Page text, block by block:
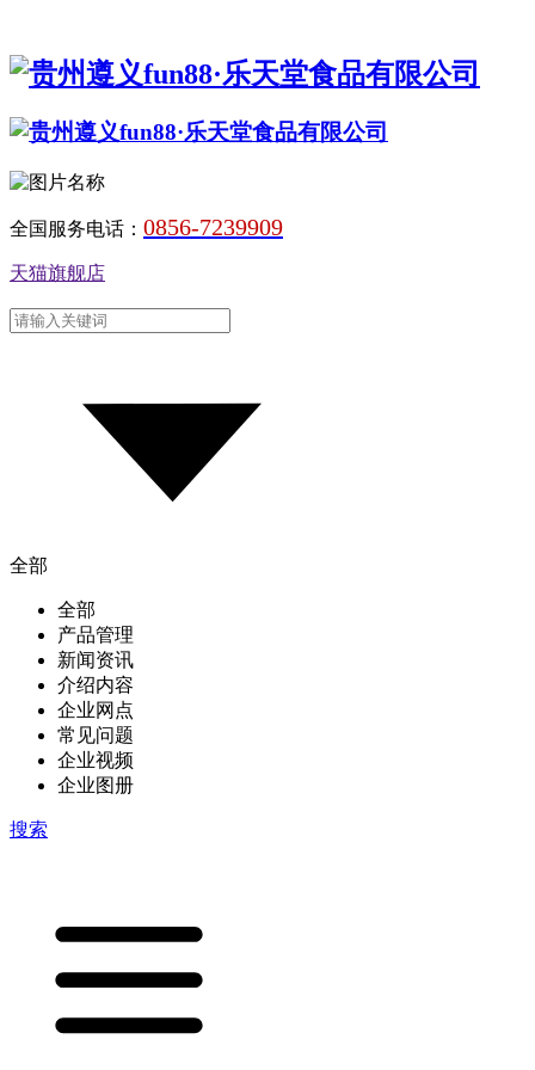
全国服务电话： 0856-7239909
天猫旗舰店
全部
全部
产品管理
新闻资讯
介绍内容
企业网点
常见问题
企业视频
企业图册
搜索